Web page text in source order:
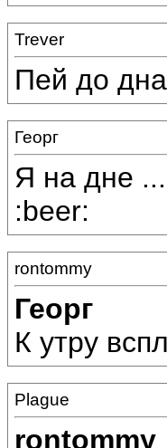
Trever
Пей до
Георг
Я на дне
:beer:
rontommy
Георг
К утру
Plague
rontommy